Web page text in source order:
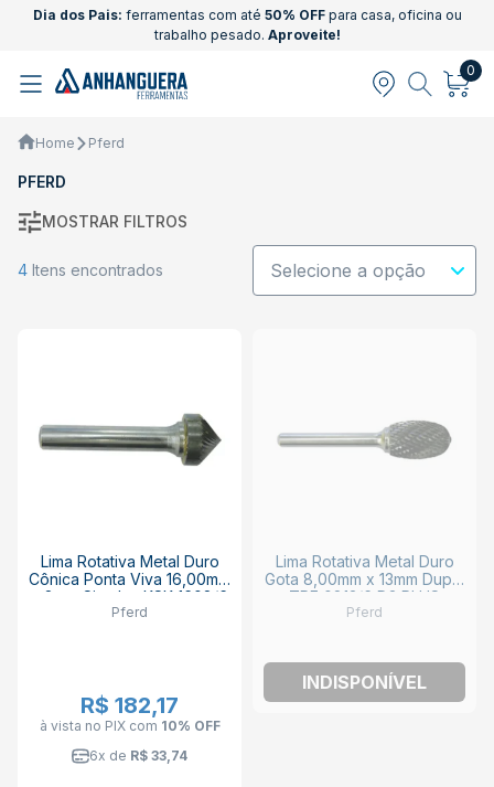
Dia dos Pais: ferramentas com até 50% OFFpara casa, oficina ou
trabalho pesado. Aproveite!
0
Home Pferd
PFERD
MOSTRAR FILTROS
4 Itens encontrados
Lima Rotativa Metal Duro
Cônica Ponta Viva 16,00mm
x 8mm Simples KSK 1608/6
D3 PFERD
Pferd
R$ 182,17
à vista no PIX com 10% OFF
6x de R$ 33,74
Lima Rotativa Metal Duro
Gota 8,00mm x 13mm Duplo
TRE 0813/6 D3 PLUS
PFERD
Pferd
INDISPONÍVEL